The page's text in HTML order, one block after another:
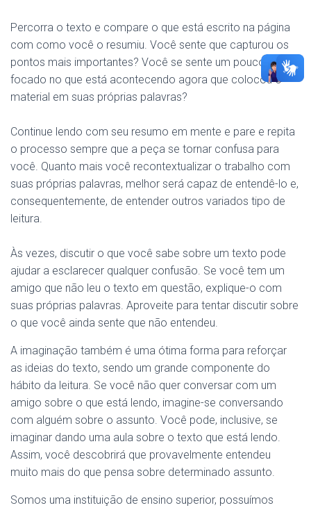
Percorra o texto e compare o que está escrito na página
com como você o resumiu. Você sente que capturou os
pontos mais importantes? Você se sente um pouco mais
focado no que está acontecendo agora que colocou o
material em suas próprias palavras?
Continue lendo com seu resumo em mente e pare e repita
o processo sempre que a peça se tornar confusa para
você. Quanto mais você recontextualizar o trabalho com
suas próprias palavras, melhor será capaz de entendê-lo e,
consequentemente, de entender outros variados tipo de
leitura.
Às vezes, discutir o que você sabe sobre um texto pode
ajudar a esclarecer qualquer confusão. Se você tem um
amigo que não leu o texto em questão, explique-o com
suas próprias palavras. Aproveite para tentar discutir sobre
o que você ainda sente que não entendeu.
A imaginação também é uma ótima forma para reforçar
as ideias do texto, sendo um grande componente do
hábito da leitura. Se você não quer conversar com um
amigo sobre o que está lendo, imagine-se conversando
com alguém sobre o assunto. Você pode, inclusive, se
imaginar dando uma aula sobre o texto que está lendo.
Assim, você descobrirá que provavelmente entendeu
muito mais do que pensa sobre determinado assunto.
Somos uma instituição de ensino superior, possuímos